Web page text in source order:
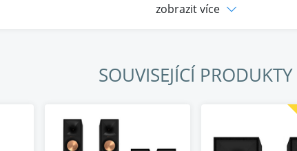
reproduktoru Tractrix® poskytuje sílu, detaily a
HLINÍKOVÝ VÝŠKOVÝ REPRODUKTOR S KAPTONOVÝM
(LTS) minimalizuje zkreslení a zajišťuje tak lepší a
v sestavě výškového reproduktoru pro vysokou
LTS jsou charakteristickým znakem reproduktorů
reproduktorů na světě.
zobrazit více
SOUVISEJÍCÍ PRODUKTY